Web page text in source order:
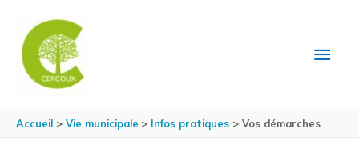
Accueil Vie municipale Infos pratiques Vos démarches